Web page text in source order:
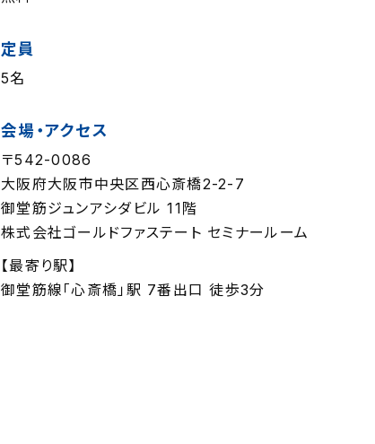
定員
5名
会場・アクセス
〒542-0086
大阪府大阪市中央区西心斎橋2-2-7
御堂筋ジュンアシダビル 11階
株式会社ゴールドファステート セミナールーム
【最寄り駅】
御堂筋線「心斎橋」駅 7番出口 徒歩3分